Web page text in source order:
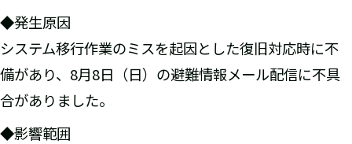
◆発生原因
システム移行作業のミスを起因とした復旧対応時に不
備があり、8月8日（日）の避難情報メール配信に不具
合がありました。
◆影響範囲